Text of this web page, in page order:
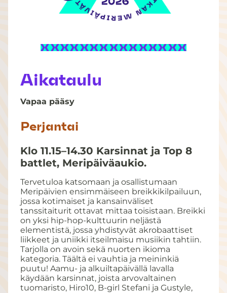
Aikataulu
Vapaa pääsy
Perjantai
Klo 11.15–14.30 Karsinnat ja Top 8
battlet, Meripäiväaukio.
Tervetuloa katsomaan ja osallistumaan
Meripäivien ensimmäiseen breikkikilpailuun,
jossa kotimaiset ja kansainväliset
tanssitaiturit ottavat mittaa toisistaan. Breikki
on yksi hip-hop-kulttuurin neljästä
elementistä, jossa yhdistyvät akrobaattiset
liikkeet ja uniikki itseilmaisu musiikin tahtiin.
Tarjolla on avoin sekä nuorten ikioma
kategoria. Täältä ei vauhtia ja meininkiä
puutu! Aamu- ja alkuiltapäivällä lavalla
käydään karsinnat, joista arvovaltainen
tuomaristo, Hiro10, B-girl Stefani ja Gustyle,